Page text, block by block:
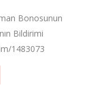
Bonosunun
Bildirimi
1483073